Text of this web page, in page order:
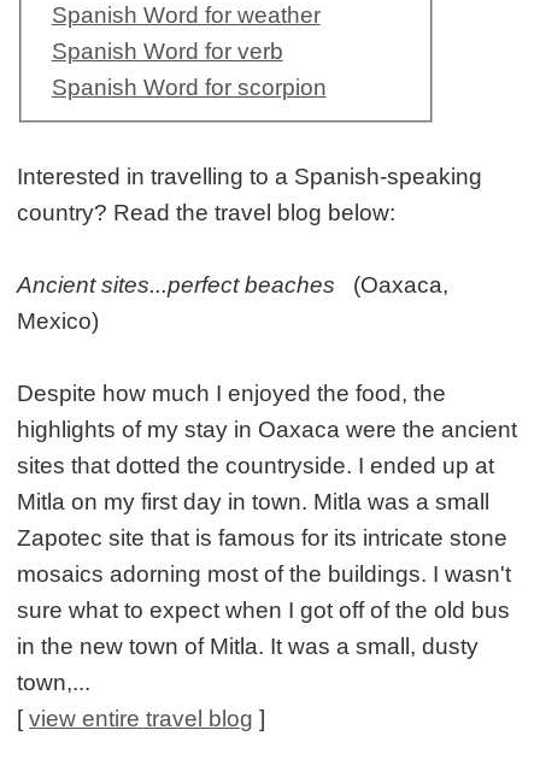
Spanish Word for weather
Spanish Word for verb
Spanish Word for scorpion
Interested in travelling to a Spanish-speaking
country? Read the travel blog below:
Ancient sites...perfect beaches (Oaxaca,
Mexico)
Despite how much I enjoyed the food, the
highlights of my stay in Oaxaca were the ancient
sites that dotted the countryside. I ended up at
Mitla on my first day in town. Mitla was a small
Zapotec site that is famous for its intricate stone
mosaics adorning most of the buildings. I wasn't
sure what to expect when I got off of the old bus
in the new town of Mitla. It was a small, dusty
town,...
[view entire travel blog ]